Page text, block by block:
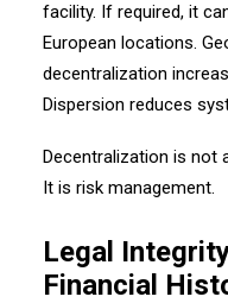
facility. If required, it
European locations.
decentralization
Dispersion reduces
Decentralization is not
It is risk management.
Legal
Financial